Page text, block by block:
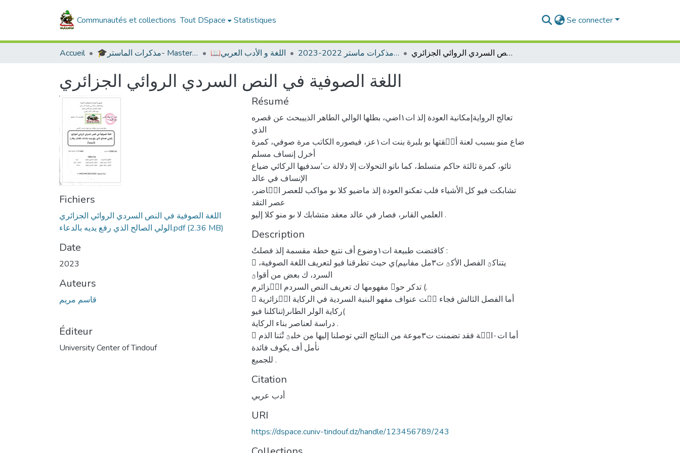
Communautés et collections Tout DSpace Statistiques Se connecter
Accueil 🎓مذكرات الماستر- Master's Theses 📖اللغة و الأدب العربي ادب عربي -مذكرات ماستر 2022-2023 اللغة الصوفية في النص السردي الروائي الجزائري
اللغة الصوفية في النص السردي الروائي الجزائري
Fichiers
اللغة الصوفية في النص السردي الروائي الجزائري
الولي الصالح الذي رفع يديه بالدعاء.pdf(2.36 MB)
Date
2023
Auteurs
قاسم مريم
Éditeur
University Center of Tindouf
Résumé
تعالج الروايةإمكانية العودة إلذ ات١اضي، بطلها الوالي الطاهر الذييبحث عن قصره
الذي
ضاع منو بسبب لعنة أتٟقتها بو بلبرة بنت ات١عز، فيصوره الكاتب مرة صوفي، كمرة
أخرل إنساف مسلم
تائو، كمرة ثالثة حاكم متسلط، كما ىاتو التحولات إلا دلالة ت٬سدفيها الركائي ضياع
الإنساف في عالد
تشابكت فيو كل الأشياء فلب تٯكنو العودة إلذ ماضيو كلا ىو مواكب للعصر اتٟاضر،
عصر التقد
العلمي القاىر، فصار في عالد معقد متشابك لا ىو منو كلا إليو .
Description
كاقتضت طبيعة ات١وضوع أف نتبع خطة مقسمة إلذ فصلتُ :
 يتناكؿ الفصل الأكؿ ت٣مل مفاىيم)ي حيث تطرقنا فيو لتعريف اللغة الصوفية،
السرد، ك بعض من أقواؿ
تدكر حوؿ مفهومها ك تعريف النص السردم اتٞزائرم (.
 أما الفصل الثالش فجاء تٖت عنواف مفهو البنية السردية في الركاية اتٞزائرية
)ركاية الولر الطاىر(تناكلنا فيو
دراسة لعناصر بناء الركاية .
 أما ات٠ات٘ة فقد تضمنت ت٣موعة من النتائج التي توصلنا إليها من خلبؿ تْثنا الذم
نأمل أف يكوف فائدة
للجميع .
Citation
أدب عربي
URI
https://dspace.cuniv-tindouf.dz/handle/123456789/243